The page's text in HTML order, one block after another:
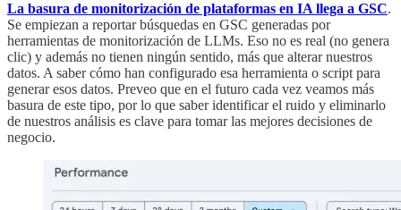
La basura de monitorización de plataformas en IA llega a GSC.
Se empiezan a reportar búsquedas en GSC generadas por
herramientas de monitorización de LLMs. Eso no es real (no genera
clic) y además no tienen ningún sentido, más que alterar nuestros
datos. A saber cómo han configurado esa herramienta o script para
generar esos datos. Preveo que en el futuro cada vez veamos más
basura de este tipo, por lo que saber identificar el ruido y eliminarlo
de nuestros análisis es clave para tomar las mejores decisiones de
negocio.